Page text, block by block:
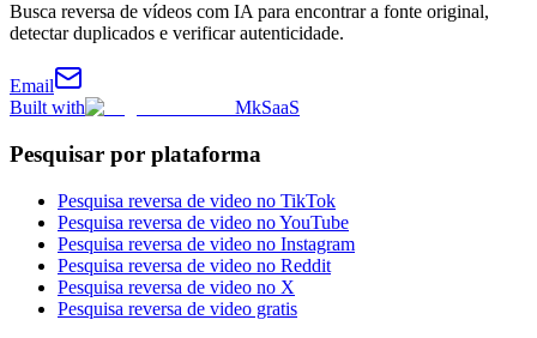
Busca reversa de vídeos com IA para encontrar a fonte original,
detectar duplicados e verificar autenticidade.
Email
Built with
MkSaaS
Pesquisar por plataforma
Pesquisa reversa de video no TikTok
Pesquisa reversa de video no YouTube
Pesquisa reversa de video no Instagram
Pesquisa reversa de video no Reddit
Pesquisa reversa de video no X
Pesquisa reversa de video gratis